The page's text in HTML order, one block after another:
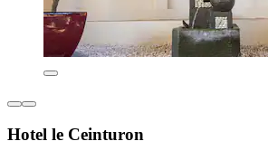
Hotel le Ceinturon